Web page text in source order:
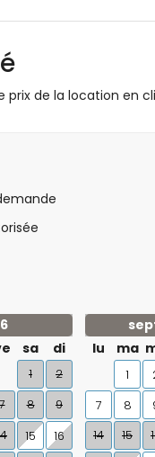
prix de la location en
sa di
1
2
8
9
15
16
lu
ma
1
7
8
14
15